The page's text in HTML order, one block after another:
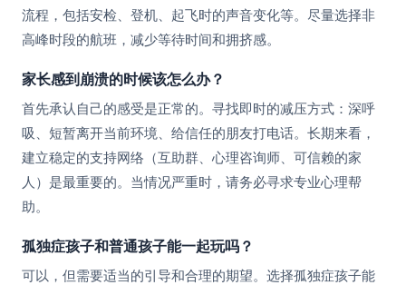
流程，包括安检、登机、起飞时的声音变化等。尽量选择非
高峰时段的航班，减少等待时间和拥挤感。
家长感到崩溃的时候该怎么办？
首先承认自己的感受是正常的。寻找即时的减压方式：深呼
吸、短暂离开当前环境、给信任的朋友打电话。长期来看，
建立稳定的支持网络（互助群、心理咨询师、可信赖的家
人）是最重要的。当情况严重时，请务必寻求专业心理帮
助。
孤独症孩子和普通孩子能一起玩吗？
可以，但需要适当的引导和合理的期望。选择孤独症孩子能